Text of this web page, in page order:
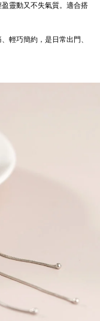
靈動又不失氣質。適合搭
輕巧簡約，是日常出門、